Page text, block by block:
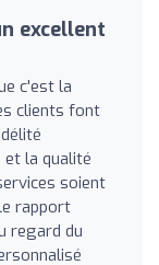
excellent
c'est la
clients font
la qualité
soient
rapport
regard du